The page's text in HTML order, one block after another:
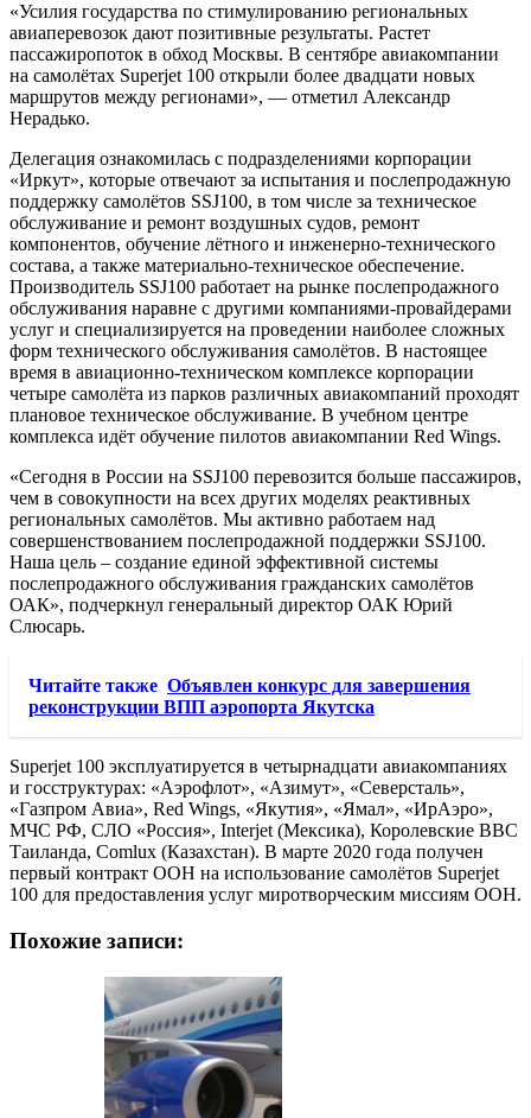
«Усилия государства по стимулированию региональных
авиаперевозок дают позитивные результаты. Растет
пассажиропоток в обход Москвы. В сентябре авиакомпании
на самолётах Superjet 100 открыли более двадцати новых
маршрутов между регионами», — отметил Александр
Нерадько.
Делегация ознакомилась с подразделениями корпорации
«Иркут», которые отвечают за испытания и послепродажную
поддержку самолётов SSJ100, в том числе за техническое
обслуживание и ремонт воздушных судов, ремонт
компонентов, обучение лётного и инженерно-технического
состава, а также материально-техническое обеспечение.
Производитель SSJ100 работает на рынке послепродажного
обслуживания наравне с другими компаниями-провайдерами
услуг и специализируется на проведении наиболее сложных
форм технического обслуживания самолётов. В настоящее
время в авиационно-техническом комплексе корпорации
четыре самолёта из парков различных авиакомпаний проходят
плановое техническое обслуживание. В учебном центре
комплекса идёт обучение пилотов авиакомпании Red Wings.
«Сегодня в России на SSJ100 перевозится больше пассажиров,
чем в совокупности на всех других моделях реактивных
региональных самолётов. Мы активно работаем над
совершенствованием послепродажной поддержки SSJ100.
Наша цель – создание единой эффективной системы
послепродажного обслуживания гражданских самолётов
ОАК», подчеркнул генеральный директор ОАК Юрий
Слюсарь.
Читайте также Объявлен конкурс для завершения
реконструкции ВПП аэропорта Якутска
Superjet 100 эксплуатируется в четырнадцати авиакомпаниях
и госструктурах: «Аэрофлот», «Азимут», «Северсталь»,
«Газпром Авиа», Red Wings, «Якутия», «Ямал», «ИрАэро»,
МЧС РФ, СЛО «Россия», Interjet (Мексика), Королевские ВВС
Таиланда, Comlux (Казахстан). В марте 2020 года получен
первый контракт ООН на использование самолётов Superjet
100 для предоставления услуг миротворческим миссиям ООН.
Похожие записи: